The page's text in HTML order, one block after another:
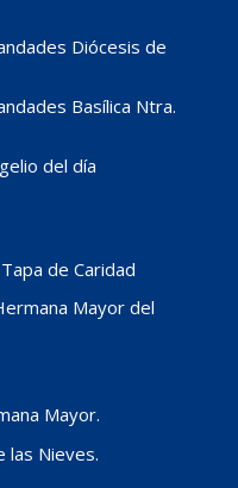
Diócesis de
Basílica Ntra.
del día
de Caridad
Mayor del
Mayor.
las Nieves.